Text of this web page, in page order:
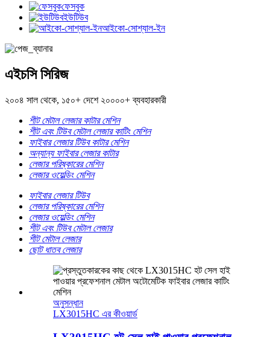
ফেসবুক
ইউটিউব
আইকো-সোশ্যাল-ইন
এইচসি সিরিজ
২০০৪ সাল থেকে, ১৫০+ দেশে ২০০০০+ ব্যবহারকারী
শীট মেটাল লেজার কাটার মেশিন
শীট এবং টিউব মেটাল লেজার কাটিং মেশিন
ফাইবার লেজার টিউব কাটার মেশিন
অন্যান্য ফাইবার লেজার কাটার
লেজার পরিষ্কারের মেশিন
লেজার ওয়েল্ডিং মেশিন
ফাইবার লেজার টিউব
লেজার পরিষ্কারের মেশিন
লেজার ওয়েল্ডিং মেশিন
শীট এবং টিউব মেটাল লেজার
শীট মেটাল লেজার
ছোট ধাতব লেজার
অনুসন্ধান
LX3015HC এর কীওয়ার্ড